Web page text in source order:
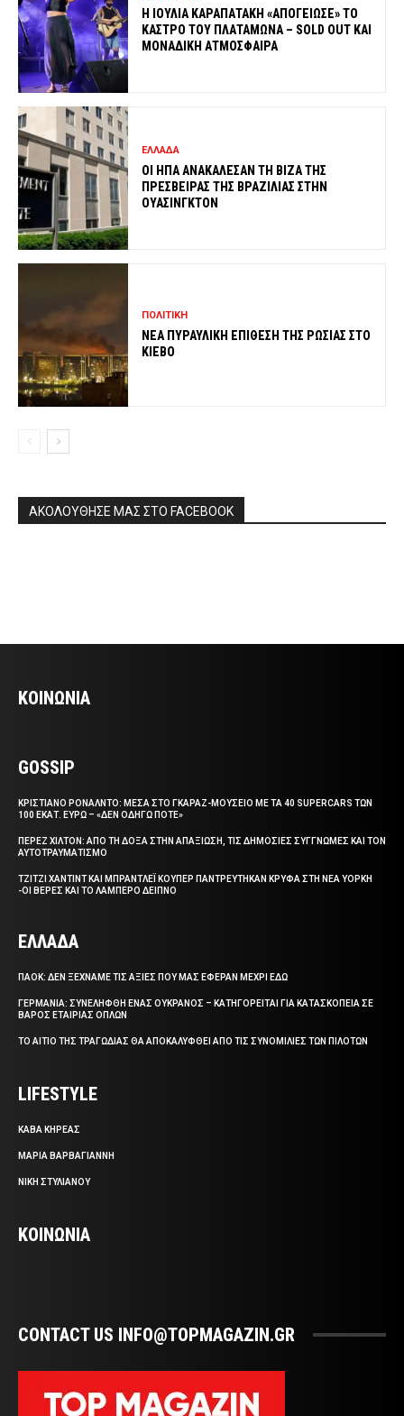
Η ΙΟΥΛΙΑ ΚΑΡΑΠΑΤΑΚΗ «ΑΠΟΓΕΙΩΣΕ» ΤΟ
ΚΑΣΤΡΟ ΤΟΥ ΠΛΑΤΑΜΩΝΑ – SOLD OUT ΚΑΙ
ΜΟΝΑΔΙΚΗ ΑΤΜΟΣΦΑΙΡΑ
ΕΛΛΑΔΑ
ΟΙ ΗΠΑ ΑΝΑΚΑΛΕΣΑΝ ΤΗ ΒΙΖΑ ΤΗΣ
ΠΡΕΣΒΕΙΡΑΣ ΤΗΣ ΒΡΑΖΙΛΙΑΣ ΣΤΗΝ
ΟΥΑΣΙΝΓΚΤΟΝ
ΠΟΛΙΤΙΚΗ
ΝΕΑ ΠΥΡΑΥΛΙΚΗ ΕΠΙΘΕΣΗ ΤΗΣ ΡΩΣΙΑΣ ΣΤΟ
ΚΙΕΒΟ
ΑΚΟΛΟΥΘΗΣΕ ΜΑΣ ΣΤΟ FACEBOOK
ΚΟΙΝΩΝΙΑ
GOSSIP
ΚΡΙΣΤΙΑΝΟ ΡΟΝΑΛΝΤΟ: ΜΕΣΑ ΣΤΟ ΓΚΑΡΑΖ-ΜΟΥΣΕΙΟ ΜΕ ΤΑ 40 SUPERCARS ΤΩΝ
100 ΕΚΑΤ. ΕΥΡΩ – «ΔΕΝ ΟΔΗΓΩ ΠΟΤΕ»
ΠΕΡΕΖ ΧΙΛΤΟΝ: ΑΠΟ ΤΗ ΔΟΞΑ ΣΤΗΝ ΑΠΑΞΙΩΣΗ, ΤΙΣ ΔΗΜΟΣΙΕΣ ΣΥΓΓΝΩΜΕΣ ΚΑΙ ΤΟΝ
ΑΥΤΟΤΡΑΥΜΑΤΙΣΜΟ
ΤΖΙΤΖΙ ΧΑΝΤΙΝΤ ΚΑΙ ΜΠΡΑΝΤΛΕΪ ΚΟΥΠΕΡ ΠΑΝΤΡΕΥΤΗΚΑΝ ΚΡΥΦΑ ΣΤΗ ΝΕΑ ΥΟΡΚΗ
-ΟΙ ΒΕΡΕΣ ΚΑΙ ΤΟ ΛΑΜΠΕΡΟ ΔΕΙΠΝΟ
ΕΛΛΑΔΑ
ΠΑΟΚ: ΔΕΝ ΞΕΧΝΑΜΕ ΤΙΣ ΑΞΙΕΣ ΠΟΥ ΜΑΣ ΕΦΕΡΑΝ ΜΕΧΡΙ ΕΔΩ
ΓΕΡΜΑΝΙΑ: ΣΥΝΕΛΗΦΘΗ ΕΝΑΣ ΟΥΚΡΑΝΟΣ – ΚΑΤΗΓΟΡΕΙΤΑΙ ΓΙΑ ΚΑΤΑΣΚΟΠΕΙΑ ΣΕ
ΒΑΡΟΣ ΕΤΑΙΡΙΑΣ ΟΠΛΩΝ
ΤΟ ΑΙΤΙΟ ΤΗΣ ΤΡΑΓΩΔΙΑΣ ΘΑ ΑΠΟΚΑΛΥΦΘΕΙ ΑΠΟ ΤΙΣ ΣΥΝΟΜΙΛΙΕΣ ΤΩΝ ΠΙΛΟΤΩΝ
LIFESTYLE
ΚΑΒΑ ΚΗΡΕΑΣ
ΜΑΡΙΑ ΒΑΡΒΑΓΙΑΝΝΗ
ΝΙΚΗ ΣΤΥΛΙΑΝΟΥ
ΚΟΙΝΩΝΙΑ
CONTACT US INFO@TOPMAGAZIN.GR